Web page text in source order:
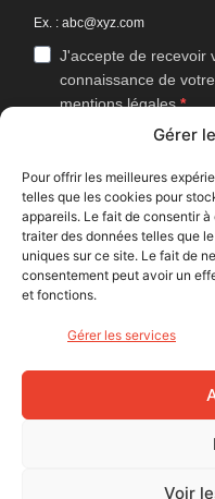
Gérer
Pour offrir les meilleures
telles que les cookies pour
appareils. Le fait de consentir
traiter des données telles que
uniques sur ce site. Le fait de
consentement peut avoir un
et fonctions.
Gérer les services
Voir
Ex. : abc@xyz.com
J'accepte de recevoir
connaissance de
mentions légales.
Vous pouvez vous
J'accepte que Bike
newsletters afin
S'INSCRIRE